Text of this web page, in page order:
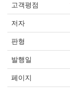
고객평점
저자
판형
발행일
페이지